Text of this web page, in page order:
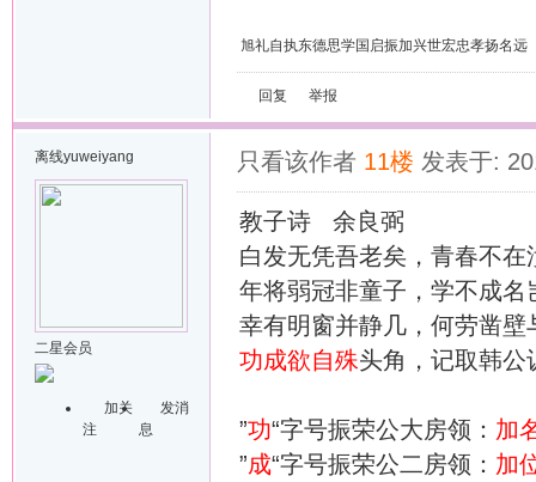
旭礼自执东德思学国启振加兴世宏忠孝扬名远
回复 举报
离线yuweiyang
二星会员
加关
注
发消
息
只看该作者 11楼 发表于:
教子诗 余良弼
白发无凭吾老矣，青春不在
年将弱冠非童子，学不成名
幸有明窗并静几，何劳凿壁
功成欲自殊头角，记取韩公
”功“字号振荣公大房领： 加
”成“字号振荣公二房领： 加